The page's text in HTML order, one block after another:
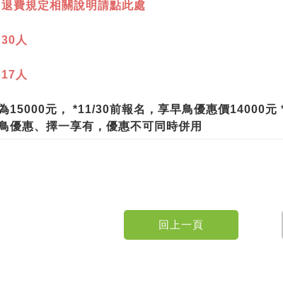
退費規定相關說明請點此處
30人
17人
15000元， *11/30前報名，享早鳥優惠價14000
優惠、擇一享有，優惠不可同時併用